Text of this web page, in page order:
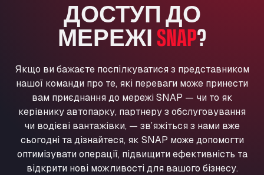
Washway Road, PE12 8LT
Anpol Sp. z o.o.
Ul. Torunska 147, 85884
Marie-Curie-Straße 24, 68219
Aral Autohof Bockel
An der Autobahn 1, 27404
ARAL Autohof Bockenem
Oppelner Str. 1, 31167
ARAL Autohof Merklingen
Nellinger Str. 24, 89188
ДОСТУП ДО
МЕРЕЖІSNAP?
Якщо ви бажаєте поспілкуватися з представником
нашої команди про те, які переваги може принести
вам приєднання до мережі SNAP — чи то як
керівнику автопарку, партнеру з обслуговування
чи водієві вантажівки, — зв’яжіться з нами вже
сьогодні та дізнайтеся, як SNAP може допомогти
оптимізувати операції, підвищити ефективність та
відкрити нові можливості для вашого бізнесу.